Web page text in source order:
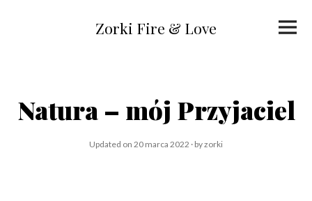
content
Zorki Fire & Love
Menu
Natura – mój Przyjaciel
Updated on 20 marca 2022 2 byzorki